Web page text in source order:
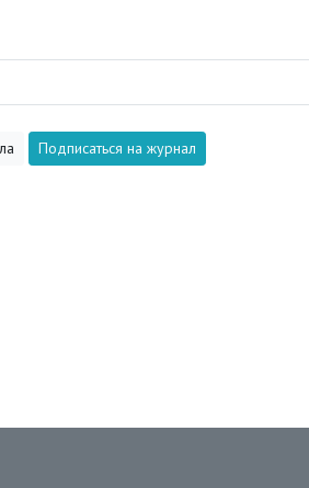
Подписаться на журнал